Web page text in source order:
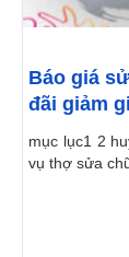
Báo giá
đãi giảm
mục lục1 2
vụ thợ sửa